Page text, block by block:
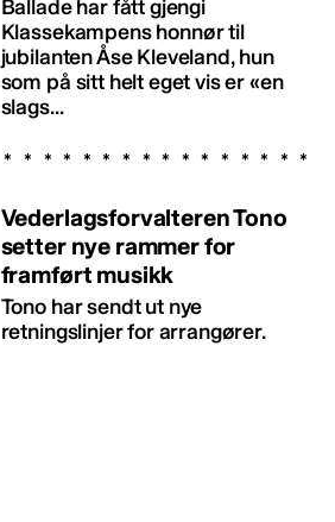
Ballade har fått gjengi
Klassekampens honnør til
jubilanten Åse Kleveland, hun
som på sitt helt eget vis er «en
slags...
Vederlagsforvalteren Tono
setter nye rammer for
framført musikk
Tono har sendt ut nye
retningslinjer for arrangører.